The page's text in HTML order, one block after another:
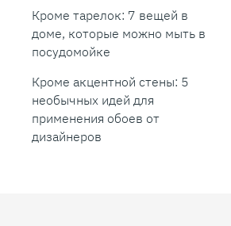
Кроме тарелок: 7 вещей в
доме, которые можно мыть в
посудомойке
Кроме акцентной стены: 5
необычных идей для
применения обоев от
дизайнеров